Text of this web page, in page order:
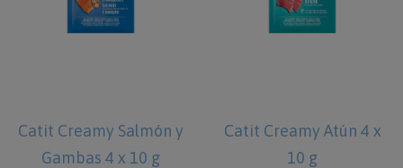
Catit Creamy Salmón y
Gambas 4 x 10 g
Catit Creamy Atún 4 x
10 g